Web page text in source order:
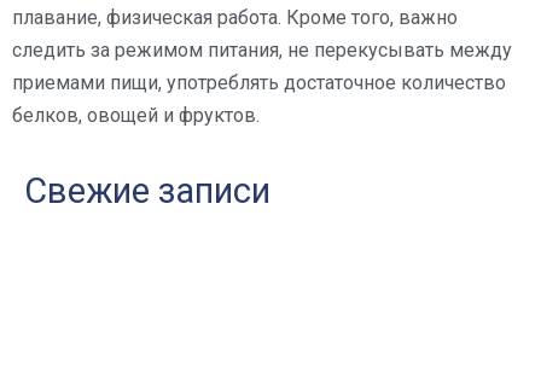
плавание, физическая работа. Кроме того, важно
следить за режимом питания, не перекусывать между
приемами пищи, употреблять достаточное количество
белков, овощей и фруктов.
Свежие записи